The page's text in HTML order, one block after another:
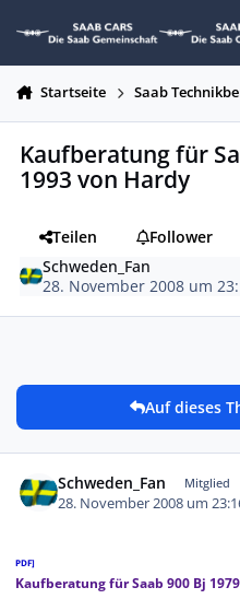
Startseite Saab
Kaufberatung für
1993 von Hardy
Teilen
Follower
Schweden_Fan
28. November 2008 um
Auf dieses
Schweden_Fan Mitglied
28. November 2008 um
PDF]
Kaufberatung für Saab 900 Bj